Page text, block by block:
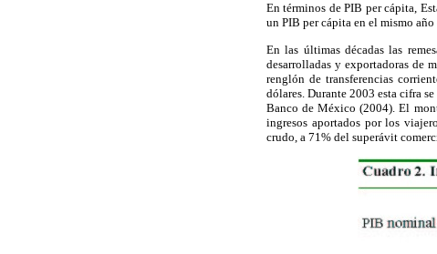
En términos de PIB per cápita,
un PIB per cápita en el mismo
En las últimas décadas las
desarrolladas y exportadoras de
renglón de transferencias
dólares. Durante 2003 esta cifra
Banco de México (2004). El
ingresos aportados por los
crudo, a 71% del superávit